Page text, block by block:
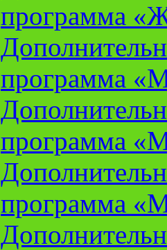
программа
программа
программа
программа